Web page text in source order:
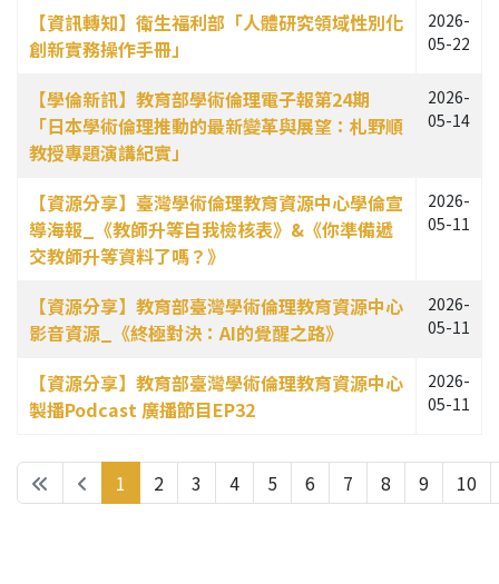
【資訊轉知】衛生福利部「人體研究領域性別化
創新實務操作手冊」
2026-
05-22
【學倫新訊】教育部學術倫理電子報第24期
「日本學術倫理推動的最新變革與展望：札野順
教授專題演講紀實」
2026-
05-14
【資源分享】臺灣學術倫理教育資源中心學倫宣
導海報_《教師升等自我檢核表》&《你準備遞
交教師升等資料了嗎？》
2026-
05-11
【資源分享】教育部臺灣學術倫理教育資源中心
影音資源_《終極對決：AI的覺醒之路》
2026-
05-11
【資源分享】教育部臺灣學術倫理教育資源中心
製播Podcast 廣播節目EP32
2026-
05-11
第 1 頁，共 15 頁
1 2 3 4 5 6 7 8 9 10